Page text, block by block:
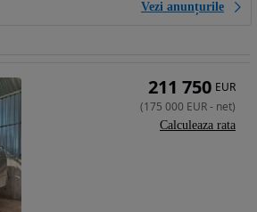
Vezi anunțurile
211 750 EUR
(175 000 EUR- net)
Calculeaza rata